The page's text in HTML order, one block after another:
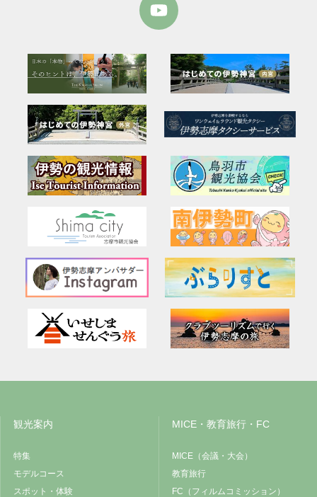
観光案内
特集
モデルコース
スポット・体験
MICE・教育旅行・FC
MICE（会議・大会）
教育旅行
FC（フィルムコミッション）